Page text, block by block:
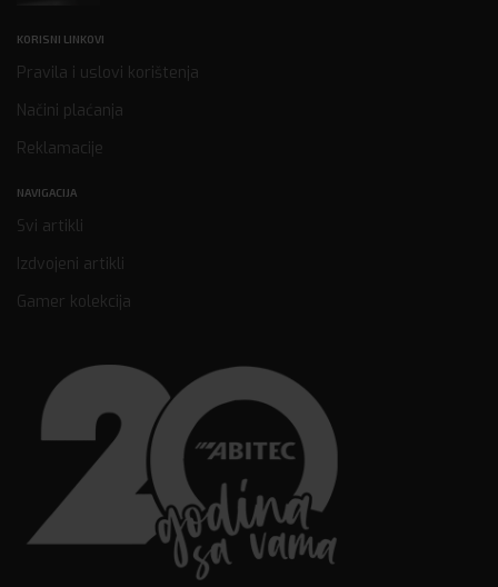
KORISNI LINKOVI
Pravila i uslovi korištenja
Načini plaćanja
Reklamacije
NAVIGACIJA
Svi artikli
Izdvojeni artikli
Gamer kolekcija